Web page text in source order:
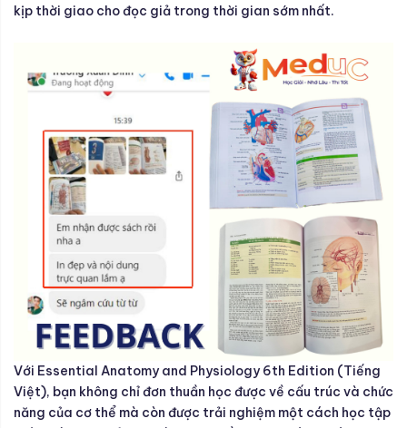
kịp thời giao cho đọc giả trong thời gian sớm nhất.
Với Essential Anatomy and Physiology 6th Edition (Tiếng
Việt), bạn không chỉ đơn thuần học được về cấu trúc và chức
năng của cơ thể mà còn được trải nghiệm một cách học tập